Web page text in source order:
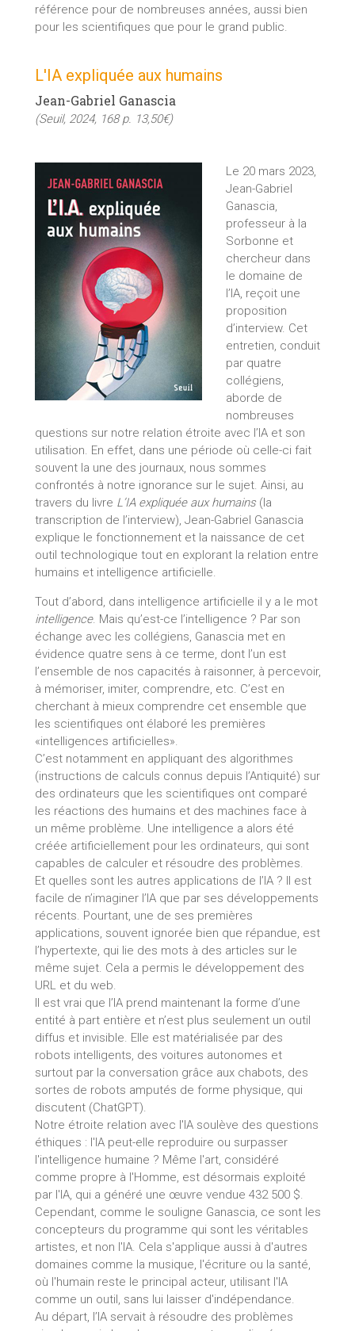
référence pour de nombreuses années, aussi bien
pour les scientifiques que pour le grand public.
L'IA expliquée aux humains
Jean-Gabriel Ganascia
(Seuil, 2024, 168 p. 13,50€)
Le 20 mars 2023,
Jean-Gabriel
Ganascia,
professeur à la
Sorbonne et
chercheur dans
le domaine de
l’IA, reçoit une
proposition
d’interview. Cet
entretien, conduit
par quatre
collégiens,
aborde de
nombreuses
questions sur notre relation étroite avec l’IA et son
utilisation. En effet, dans une période où celle-ci fait
souvent la une des journaux, nous sommes
confrontés à notre ignorance sur le sujet. Ainsi, au
travers du livre L’IA expliquée aux humains(la
transcription de l’interview), Jean-Gabriel Ganascia
explique le fonctionnement et la naissance de cet
outil technologique tout en explorant la relation entre
humains et intelligence artificielle.
Tout d’abord, dans intelligence artificielle il y a le mot
intelligence. Mais qu’est-ce l’intelligence ? Par son
échange avec les collégiens, Ganascia met en
évidence quatre sens à ce terme, dont l’un est
l’ensemble de nos capacités à raisonner, à percevoir,
à mémoriser, imiter, comprendre, etc. C’est en
cherchant à mieux comprendre cet ensemble que
les scientifiques ont élaboré les premières
«intelligences artificielles».
C’est notamment en appliquant des algorithmes
(instructions de calculs connus depuis l’Antiquité) sur
des ordinateurs que les scientifiques ont comparé
les réactions des humains et des machines face à
un même problème. Une intelligence a alors été
créée artificiellement pour les ordinateurs, qui sont
capables de calculer et résoudre des problèmes.
Et quelles sont les autres applications de l’IA ? Il est
facile de n’imaginer l’IA que par ses développements
récents. Pourtant, une de ses premières
applications, souvent ignorée bien que répandue, est
l’hypertexte, qui lie des mots à des articles sur le
même sujet. Cela a permis le développement des
URL et du web.
Il est vrai que l’IA prend maintenant la forme d’une
entité à part entière et n’est plus seulement un outil
diffus et invisible. Elle est matérialisée par des
robots intelligents, des voitures autonomes et
surtout par la conversation grâce aux chabots, des
sortes de robots amputés de forme physique, qui
discutent (ChatGPT).
Notre étroite relation avec l'IA soulève des questions
éthiques : l'IA peut-elle reproduire ou surpasser
l'intelligence humaine ? Même l'art, considéré
comme propre à l'Homme, est désormais exploité
par l'IA, qui a généré une œuvre vendue 432 500 $.
Cependant, comme le souligne Ganascia, ce sont les
concepteurs du programme qui sont les véritables
artistes, et non l'IA. Cela s'applique aussi à d'autres
domaines comme la musique, l'écriture ou la santé,
où l'humain reste le principal acteur, utilisant l'IA
comme un outil, sans lui laisser d'indépendance.
Au départ, l’IA servait à résoudre des problèmes